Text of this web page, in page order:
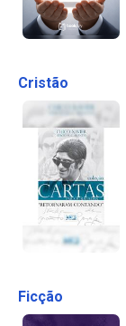
Cristão
Ficção